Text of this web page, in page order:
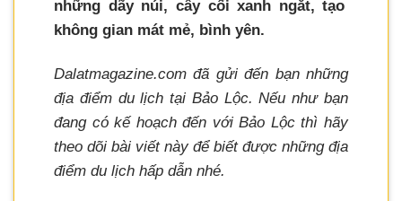
những dãy núi, cây cối xanh ngắt, tạo
không gian mát mẻ, bình yên.
Dalatmagazine.com đã gửi đến bạn những
địa điểm du lịch tại Bảo Lộc. Nếu như bạn
đang có kế hoạch đến với Bảo Lộc thì hãy
theo dõi bài viết này để biết được những địa
điểm du lịch hấp dẫn nhé.